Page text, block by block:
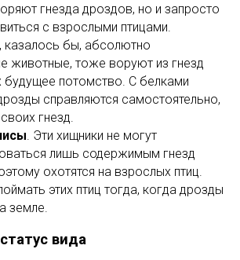
гнезда дроздов, но и запросто
с взрослыми птицами.
казалось бы, абсолютно
животные, тоже воруют из гнезд
будущее потомство. С белками
справляются самостоятельно,
гнезд.
. Эти хищники не могут
лишь содержимым гнезд
охотятся на взрослых птиц.
этих птиц тогда, когда дрозды
земле.
вида